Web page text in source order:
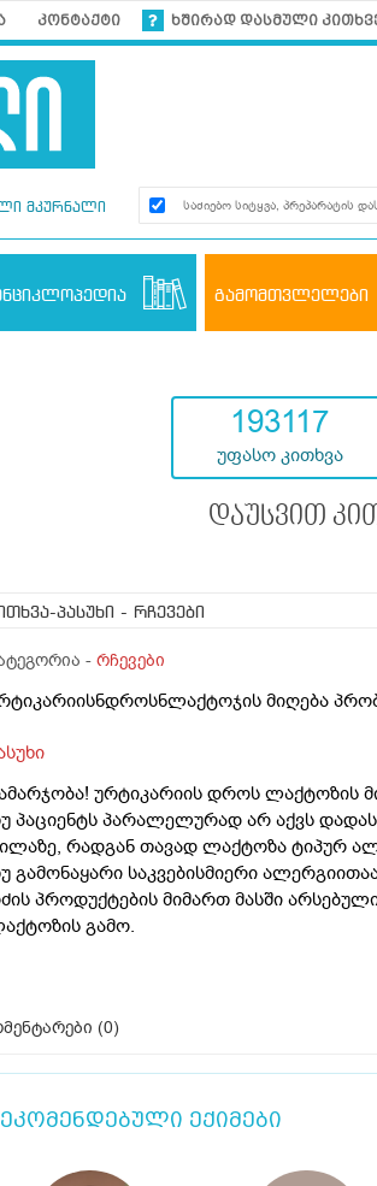
კონტაქტი ხშირად დასმული
მკურნალი
გამომთვლელები
193117
უფასო კითხვა
დაუსვით
პასუხი - რჩევები
- რჩევები
მიღება
ურტიკარიის დროს ლაქტოზის
პაციენტს პარალელურად არ აქვს
რადგან თავად ლაქტოზა ტიპურ
გამონაყარი საკვებისმიერი
პროდუქტების მიმართ მასში
გამო.
(0)
ექიმები